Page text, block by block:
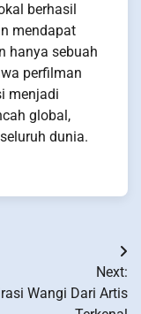
berhasil
mendapat
hanya sebuah
perfilman
menjadi
global,
dunia.
Next:
Wangi Dari Artis